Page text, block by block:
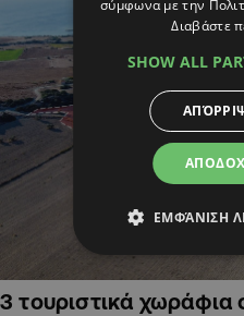
3 τουριστικά χωράφια
σύμφωνα με την
Διαβάστε
SHOW ALL
ΕΜΦΆΝΙΣΗ